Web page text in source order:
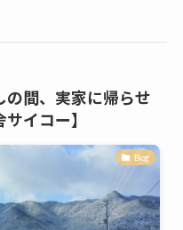
の間、実家に帰らせ
イコー】
Blog